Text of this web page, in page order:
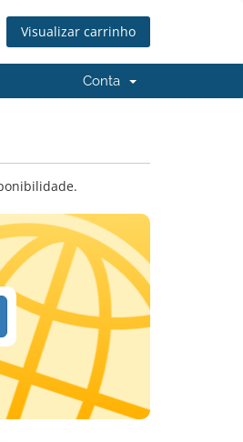
Visualizar carrinho
Conta